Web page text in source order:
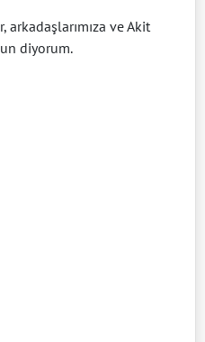
arkadaşlarımıza ve Akit
diyorum.